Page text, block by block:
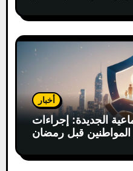
أخبار
الجديدة: إجراءات
قبل رمضان